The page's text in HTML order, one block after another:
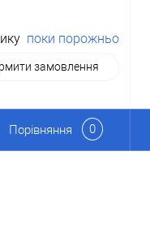
поки порожньо
замовлення
Порівняння 0